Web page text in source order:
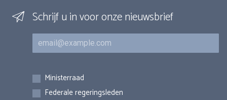
Schrijf u in voor onze nieuwsbrief
E-mail
Inschrijvingen
Ministerraad
Federale regeringsleden